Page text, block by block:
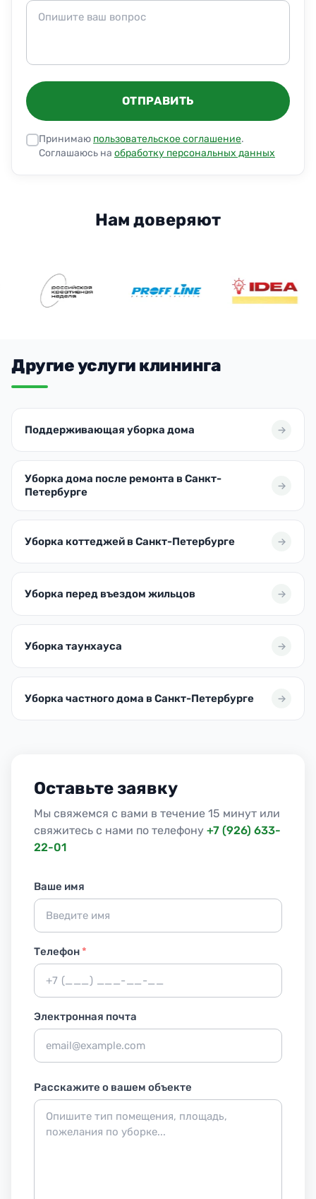
ОТПРАВИТЬ
Принимаю пользовательское соглашение.
Соглашаюсь на обработку персональных данных
Нам доверяют
Другие услуги клининга
Поддерживающая уборка дома
Уборка дома после ремонта в Санкт-
Петербурге
Уборка коттеджей в Санкт-Петербурге
Уборка перед въездом жильцов
Уборка таунхауса
Уборка частного дома в Санкт-Петербурге
Оставьте заявку
Мы свяжемся с вами в течение 15 минут или
свяжитесь с нами по телефону +7 (926) 633-
22-01
Ваше имя
Телефон*
Электронная почта
Расскажите о вашем объекте